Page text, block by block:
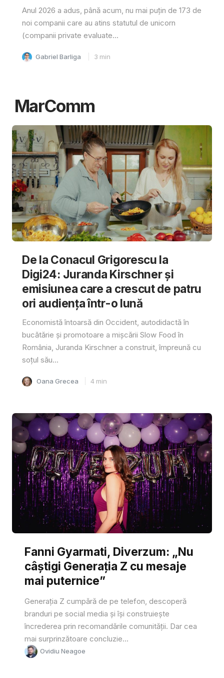
Anul 2026 a adus, până acum, nu mai puțin de 173 de
noi companii care au atins statutul de unicorn
(companii private evaluate...
Gabriel Barliga 3 min
MarComm
De la Conacul Grigorescu la
Digi24: Juranda Kirschner și
emisiunea care a crescut de patru
ori audiența într-o lună
Economistă întoarsă din Occident, autodidactă în
bucătărie și promotoare a mișcării Slow Food în
România, Juranda Kirschner a construit, împreună cu
soțul său...
Oana Grecea 4 min
Fanni Gyarmati, Diverzum: „Nu
câștigi Generația Z cu mesaje
mai puternice”
Generația Z cumpără de pe telefon, descoperă
branduri pe social media și își construiește
încrederea prin recomandările comunității. Dar cea
mai surprinzătoare concluzie...
Ovidiu Neagoe